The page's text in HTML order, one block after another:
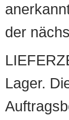
der
Lager.